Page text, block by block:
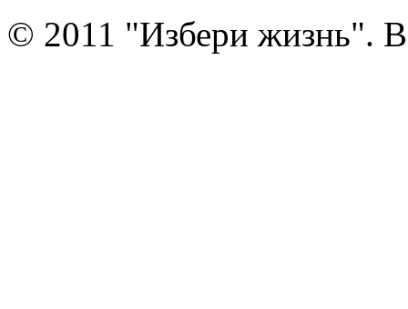
© 2011 "Избери жизнь".